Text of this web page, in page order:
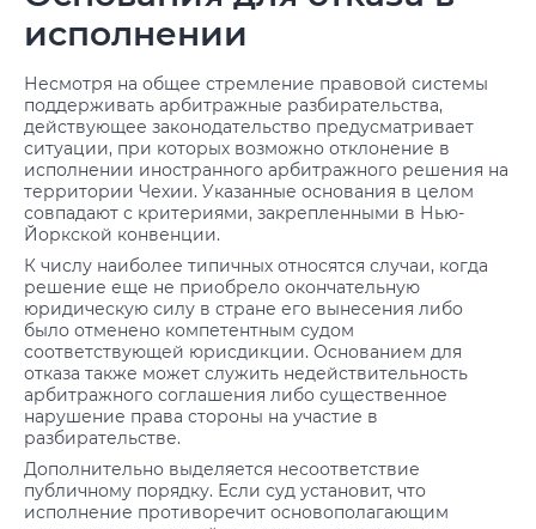
исполнении
Несмотря на общее стремление правовой системы
поддерживать арбитражные разбирательства,
действующее законодательство предусматривает
ситуации, при которых возможно отклонение в
исполнении иностранного арбитражного решения на
территории Чехии. Указанные основания в целом
совпадают с критериями, закрепленными в Нью-
Йоркской конвенции.
К числу наиболее типичных относятся случаи, когда
решение еще не приобрело окончательную
юридическую силу в стране его вынесения либо
было отменено компетентным судом
соответствующей юрисдикции. Основанием для
отказа также может служить недействительность
арбитражного соглашения либо существенное
нарушение права стороны на участие в
разбирательстве.
Дополнительно выделяется несоответствие
публичному порядку. Если суд установит, что
исполнение противоречит основополагающим